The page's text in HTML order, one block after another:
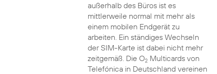
außerhalb des Büros ist es
mittlerweile normal mit mehr als
einem mobilen Endgerät zu
arbeiten. Ein ständiges Wechseln
der SIM-Karte ist dabei nicht mehr
zeitgemäß. Die O2Multicards von
Telefónica in Deutschland vereinen